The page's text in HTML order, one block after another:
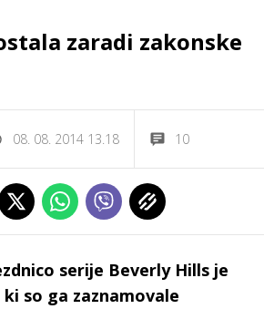
zaradi zakonske
08. 08. 2014 13.18 10
serije Beverly Hills je
so ga zaznamovale